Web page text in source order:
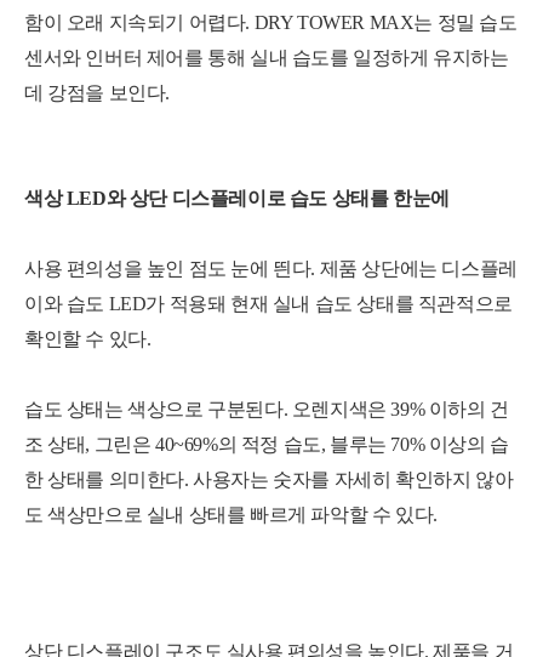
함이 오래 지속되기 어렵다. DRY TOWER MAX는 정밀 습도
센서와 인버터 제어를 통해 실내 습도를 일정하게 유지하는
데 강점을 보인다.
색상 LED와 상단 디스플레이로 습도 상태를 한눈에
사용 편의성을 높인 점도 눈에 띈다. 제품 상단에는 디스플레
이와 습도 LED가 적용돼 현재 실내 습도 상태를 직관적으로
확인할 수 있다.
습도 상태는 색상으로 구분된다. 오렌지색은 39% 이하의 건
조 상태, 그린은 40~69%의 적정 습도, 블루는 70% 이상의 습
한 상태를 의미한다. 사용자는 숫자를 자세히 확인하지 않아
도 색상만으로 실내 상태를 빠르게 파악할 수 있다.
상단 디스플레이 구조도 실사용 편의성을 높인다. 제품을 거